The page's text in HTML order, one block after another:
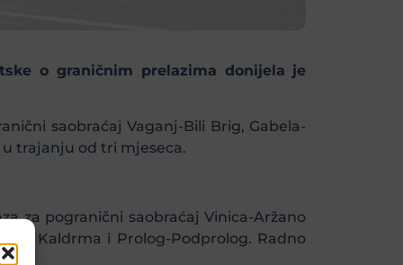
o graničnim prelazima donijela je
saobraćaj Vaganj-Bili Brig, Gabela-
u trajanju od tri mjeseca.
za pogranični saobraćaj Vinica-Aržano
Kaldrma i Prolog-Podprolog. Radno